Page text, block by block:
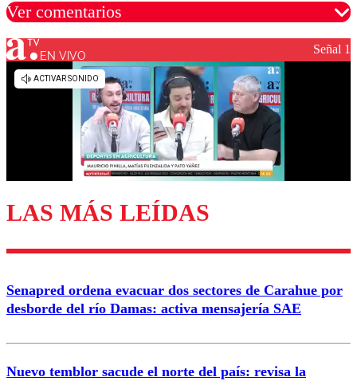
Ver comentarios
Los comentarios son moderados para garantizar un
diálogo respetuoso.
Enviar comentario
EN VIVO Señal 1
LAS MÁS LEÍDAS
Senapred ordena evacuar dos sectores de Carahue por
desborde del río Damas: activa mensajería SAE
Nuevo temblor sacude el norte del país: revisa la